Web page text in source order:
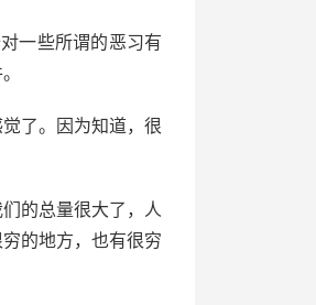
一些所谓的恶习有
了。因为知道，很
的总量很大了，人
的地方，也有很穷